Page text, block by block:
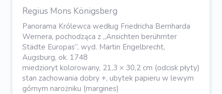
Regius Mons Königsberg
Panorama Królewca według Friedricha Bernharda
Wernera, pochodząca z „Ansichten berühmter
Städte Europas”, wyd. Martin Engelbrecht,
Augsburg, ok. 1748
miedzioryt kolorowany, 21,3 × 30,2 cm (odcisk płyty)
stan zachowania dobry +, ubytek papieru w lewym
górnym narożniku (margines)